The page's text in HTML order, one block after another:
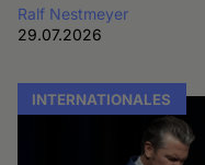
Ralf Nestmeyer
29.07.2026
INTERNATIONALES